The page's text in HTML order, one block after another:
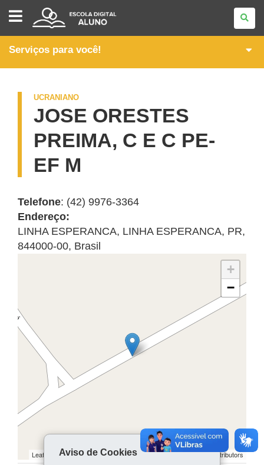
IDIOMAS
Serviços para você!
UCRANIANO
JOSE ORESTES
PREIMA, C E C PE-
EF M
Telefone: (42) 9976-3364
Endereço:
LINHA ESPERANCA, LINHA ESPERANCA, PR,
844000-00, Brasil
+
−
Leaflet | ©OpenStreetMapcontributors | ©OpenStreetMapcontributors
Aviso de Cookies